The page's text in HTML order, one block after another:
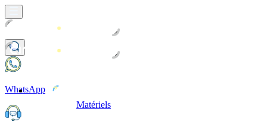
Matériels
WhatsApp